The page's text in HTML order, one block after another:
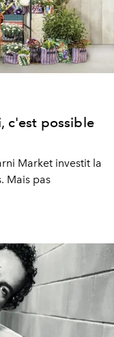
c'est possible
Market investit la
Mais pas